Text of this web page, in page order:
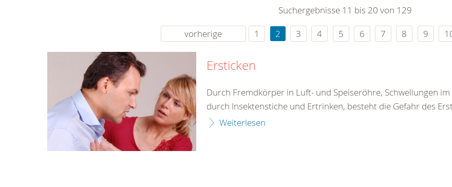
rund um die Uhr
Suchergebnisse 11 bis 20 von 129
vorherige
1 2 3 4 5 6 7 8 9
Ersticken
Durch Fremdkörper in Luft- und Speiseröhre, Schwellungen
durch Insektenstiche und Ertrinken, besteht die Gefahr des
Weiterlesen